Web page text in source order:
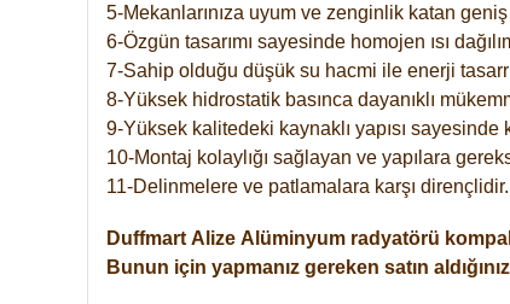
5-Mekanlarınıza uyum ve zenginlik katan
6-Özgün tasarımı sayesinde homojen ısı
7-Sahip olduğu düşük su hacmi ile enerji
8-Yüksek hidrostatik basınca dayanıklı
9-Yüksek kalitedeki kaynaklı yapısı
10-Montaj kolaylığı sağlayan ve yapılara
11-Delinmelere ve patlamalara karşı dirençlidir.
Duffmart Alize Alüminyum radyatörü
Bunun için yapmanız gereken satın